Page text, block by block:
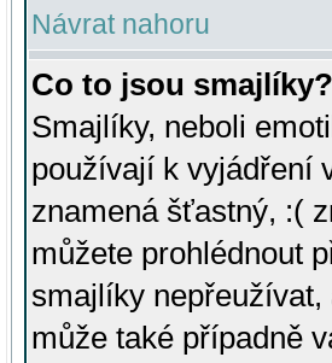
Návrat nahoru
Co to jsou smajlíky?
Smajlíky, neboli
používají k vyjádření
znamená šťastný, :(
můžete prohlédnout
smajlíky
může také případně